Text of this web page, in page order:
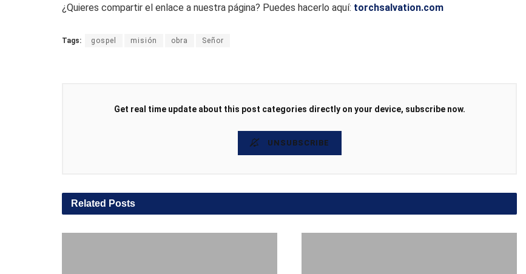
¿Quieres compartir el enlace a nuestra página? Puedes hacerlo aquí: torchsalvation.com
Tags: gospel misión obra Señor
Get real time update about this post categories directly on your device, subscribe now.
UNSUBSCRIBE
Related Posts